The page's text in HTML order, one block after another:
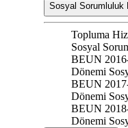
Sosyal Sorumluluk
Topluma
Sosyal
BEUN
Dönemi
BEUN
Dönemi
BEUN
Dönemi